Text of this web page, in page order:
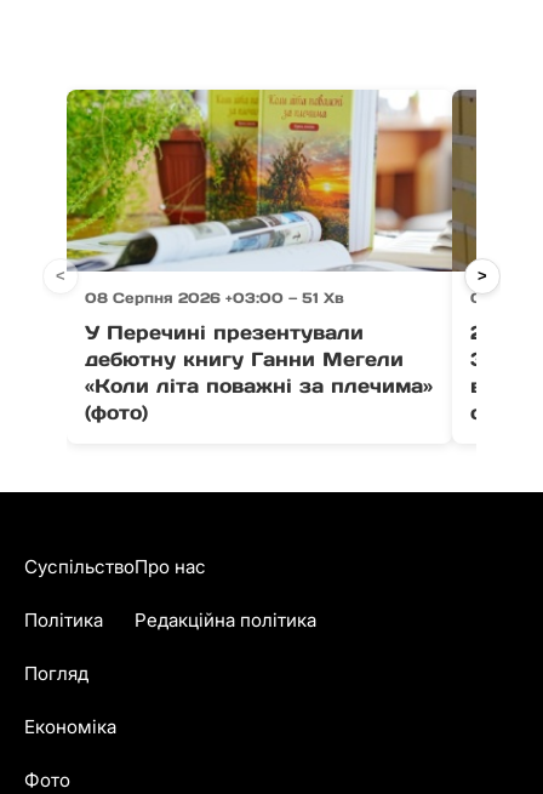
08 Серпня 2026 +03:00 — 51 Хв
У Перечині презентували
дебютну книгу Ганни Мегели
«Коли літа поважні за плечима»
(фото)
08
21
< >
Суспільство
Політика
Погляд
Економіка
Фото
Про нас
Редакційна політика